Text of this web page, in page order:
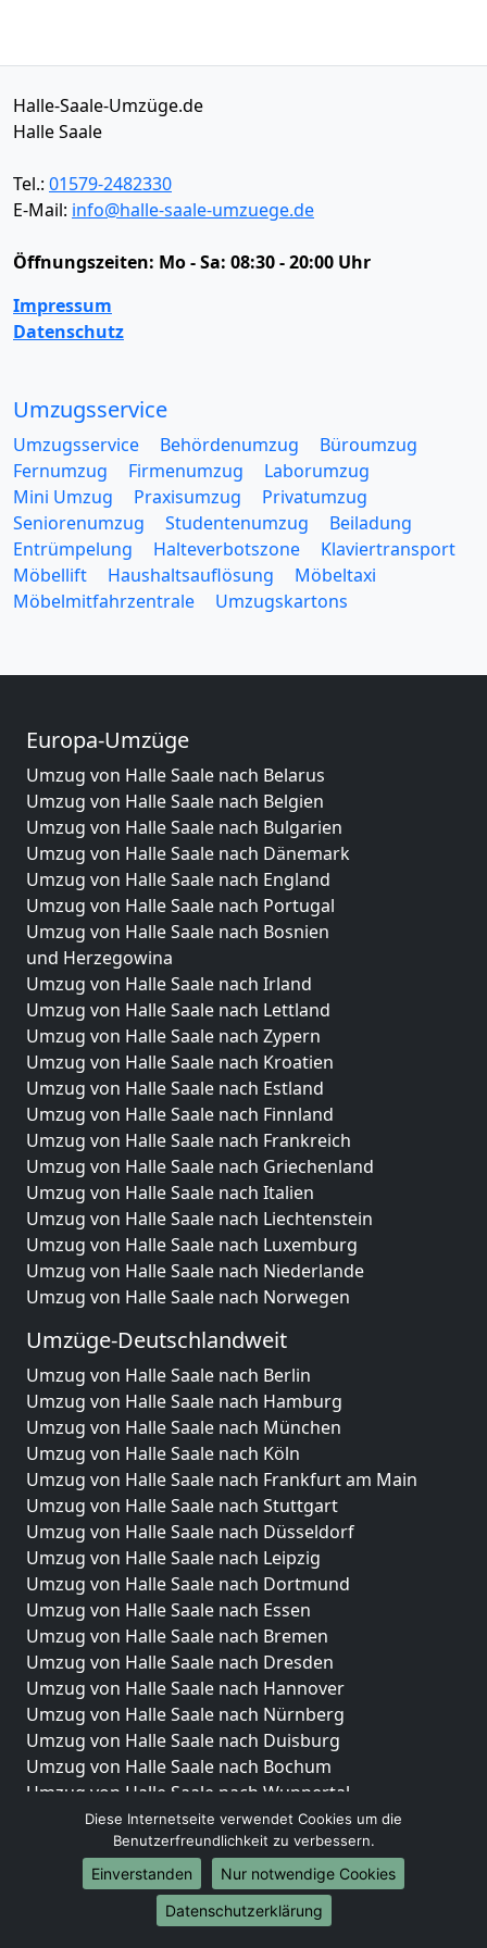
Halle-Saale-Umzüge.de
Halle Saale
Tel.: 01579-2482330
E-Mail: info@halle-saale-umzuege.de
Öffnungszeiten: Mo - Sa: 08:30 - 20:00 Uhr
Impressum
Datenschutz
Umzugsservice
Umzugsservice Behördenumzug
Büroumzug
Fernumzug
Firmenumzug
Laborumzug
Mini Umzug
Praxisumzug
Privatumzug
Seniorenumzug
Studentenumzug
Beiladung
Entrümpelung
Halteverbotszone
Klaviertransport
Möbellift
Haushaltsauflösung
Möbeltaxi
Möbelmitfahrzentrale
Umzugskartons
Europa-Umzüge
Umzug von Halle Saale nach Belarus
Umzug von Halle Saale nach Belgien
Umzug von Halle Saale nach Bulgarien
Umzug von Halle Saale nach Dänemark
Umzug von Halle Saale nach England
Umzug von Halle Saale nach Portugal
Umzug von Halle Saale nach Bosnien
und Herzegowina
Umzug von Halle Saale nach Irland
Umzug von Halle Saale nach Lettland
Umzug von Halle Saale nach Zypern
Umzug von Halle Saale nach Kroatien
Umzug von Halle Saale nach Estland
Umzug von Halle Saale nach Finnland
Umzug von Halle Saale nach Frankreich
Umzug von Halle Saale nach Griechenland
Umzug von Halle Saale nach Italien
Umzug von Halle Saale nach Liechtenstein
Umzug von Halle Saale nach Luxemburg
Umzug von Halle Saale nach Niederlande
Umzug von Halle Saale nach Norwegen
Umzüge-Deutschlandweit
Umzug von Halle Saale nach Berlin
Umzug von Halle Saale nach Hamburg
Umzug von Halle Saale nach München
Umzug von Halle Saale nach Köln
Umzug von Halle Saale nach Frankfurt am Main
Umzug von Halle Saale nach Stuttgart
Umzug von Halle Saale nach Düsseldorf
Umzug von Halle Saale nach Leipzig
Umzug von Halle Saale nach Dortmund
Umzug von Halle Saale nach Essen
Umzug von Halle Saale nach Bremen
Umzug von Halle Saale nach Dresden
Umzug von Halle Saale nach Hannover
Umzug von Halle Saale nach Nürnberg
Umzug von Halle Saale nach Duisburg
Umzug von Halle Saale nach Bochum
Umzug von Halle Saale nach Wuppertal
Umzug von Halle Saale nach Bielefeld
Umzug von Halle Saale nach Bonn
Umzug von Halle Saale nach Münster
Internationale-Umzüge
Diese Internetseite verwendet Cookies um die
Benutzerfreundlichkeit zu verbessern.
Einverstanden
Nur notwendige Cookies
Datenschutzerklärung